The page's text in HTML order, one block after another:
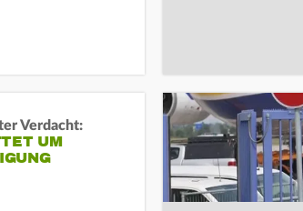
Verdacht:
UM E